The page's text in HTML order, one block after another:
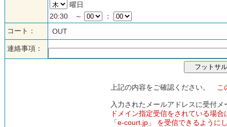
曜日
20:30 ～
：
コート：
OUT
連絡事項：
上記の内容をご確認ください。 こ
入力されたメールアドレスに受付
ドメイン指定受信をされている場合
「e-court.jp」 を受信できるように